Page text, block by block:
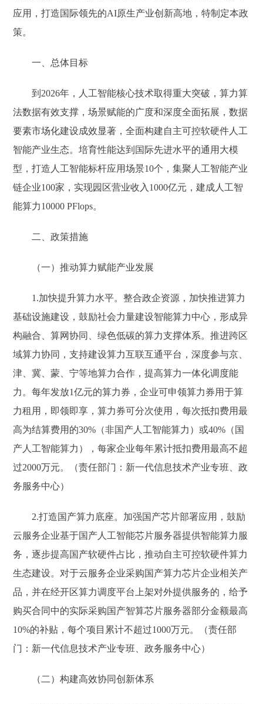
应用，打造国际领先的AI原生产业创新高地，特制定本政
策。
一、总体目标
到2026年，人工智能核心技术取得重大突破，算力算
法数据有效支撑，场景赋能的广度和深度全面拓展，数据
要素市场化建设成效显著，全面构建自主可控软硬件人工
智能产业生态。培育性能达到国际先进水平的通用大模
型，打造人工智能标杆应用场景10个，集聚人工智能产业
链企业100家，实现园区营业收入1000亿元，建成人工智
能算力10000 PFlops。
二、政策措施
（一）推动算力赋能产业发展
1.加快提升算力水平。整合政企资源，加快推进算力
基础设施建设，鼓励社会力量建设智能算力中心，形成异
构融合、算网协同、绿色低碳的算力支撑体系。推进跨区
域算力协同，支持建设算力互联互通平台，深度参与京、
津、冀、蒙、宁等地算力合作，提高算力一体化调度能
力。每年发放1亿元的算力券，企业可申领算力券用于算
力租用，即领即享，算力券可分次使用，每次抵扣费用最
高为结算费用的30%（非国产人工智能算力）或40%（国
产人工智能算力），每家企业每年累计抵扣费用最高不超
过2000万元。（责任部门：新一代信息技术产业专班、政
务服务中心）
2.打造国产算力底座。加强国产芯片部署应用，鼓励
云服务企业基于国产人工智能芯片服务器提供智能算力服
务，逐步提高国产软硬件占比，推动自主可控软硬件算力
生态建设。对于云服务企业采购国产算力芯片企业相关产
品，并在经开区算力调度平台上架对外提供服务的，给予
购买合同中的实际采购国产智算芯片服务器部分金额最高
10%的补贴，每个项目累计不超过1000万元。（责任部
门：新一代信息技术产业专班、政务服务中心）
（二）构建高效协同创新体系